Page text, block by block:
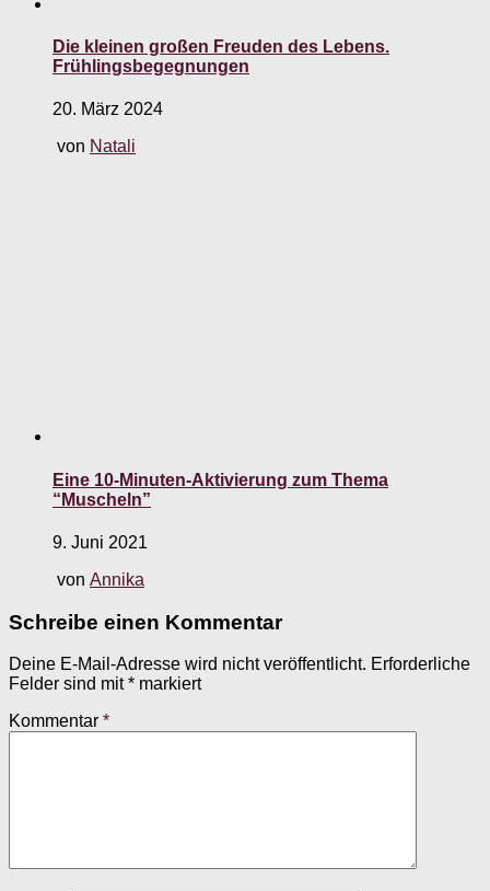
Die kleinen großen Freuden des Lebens.
Frühlingsbegegnungen
20. März 2024
von Natali
Eine 10-Minuten-Aktivierung zum Thema
“Muscheln”
9. Juni 2021
von Annika
Schreibe einen Kommentar
Deine E-Mail-Adresse wird nicht veröffentlicht. Erforderliche
Felder sind mit* markiert
Kommentar *